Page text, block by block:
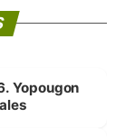
Yopougon